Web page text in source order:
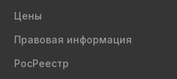
Цены
Правовая информация
РосРеестр